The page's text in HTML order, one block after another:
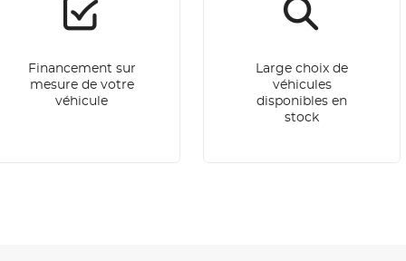
Financement sur
mesure de votre
véhicule
Large choix de
véhicules
disponibles en
stock